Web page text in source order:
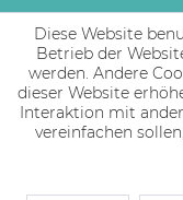
Diese Website
Betrieb der
werden. Andere
dieser Website
Interaktion mit
vereinfachen